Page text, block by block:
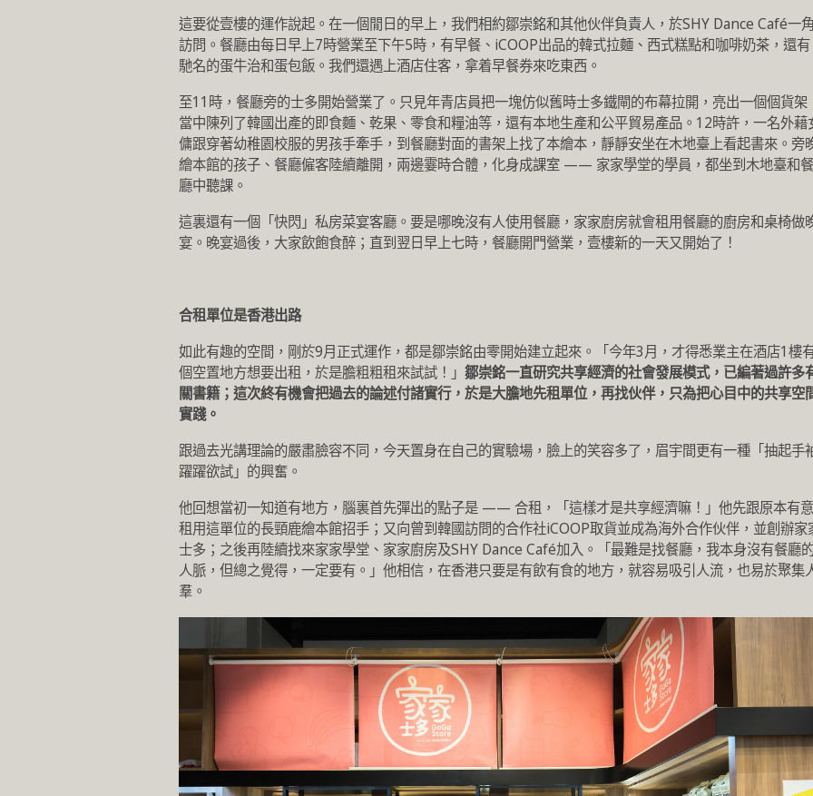
這要從壹樓的運作說起。在一個閒日的早上，我們相約鄒崇銘和其他伙伴負責人，於SHY Dance Café一
訪問。餐廳由每日早上7時營業至下午5時，有早餐、iCOOP出品的韓式拉麵、西式糕點和咖啡奶茶，還有
馳名的蛋牛治和蛋包飯。我們還遇上酒店住客，拿着早餐券來吃東西。
至11時，餐廳旁的士多開始營業了。只見年青店員把一塊仿似舊時士多鐵閘的布幕拉開，亮出一個個貨架
當中陳列了韓國出產的即食麵、乾果、零食和糧油等，還有本地生產和公平貿易產品。12時許，一名外藉
傭跟穿著幼稚園校服的男孩手牽手，到餐廳對面的書架上找了本繪本，靜靜安坐在木地臺上看起書來。旁
繪本館的孩子、餐廳僱客陸續離開，兩邊霎時合體，化身成課室 —— 家家學堂的學員，都坐到木地臺和餐
廳中聽課。
這裏還有一個「快閃」私房菜宴客廳。要是哪晚沒有人使用餐廳，家家廚房就會租用餐廳的廚房和桌椅做
宴。晚宴過後，大家飲飽食醉；直到翌日早上七時，餐廳開門營業，壹樓新的一天又開始了！
合租單位是香港出路
如此有趣的空間，剛於9月正式運作，都是鄒崇銘由零開始建立起來。「今年3月，才得悉業主在酒店1樓
個空置地方想要出租，於是膽粗粗租來試試！」 鄒崇銘一直研究共享經濟的社會發展模式，已編著過許多
關書籍；這次終有機會把過去的論述付諸實行，於是大膽地先租單位，再找伙伴，只為把心目中的共享空
實踐。
跟過去光講理論的嚴肅臉容不同，今天置身在自己的實驗場，臉上的笑容多了，眉宇間更有一種「抽起手
躍躍欲試」的興奮。
他回想當初一知道有地方，腦裏首先彈出的點子是 —— 合租，「這樣才是共享經濟嘛！」他先跟原本有意
租用這單位的長頸鹿繪本館招手；又向曾到韓國訪問的合作社iCOOP取貨並成為海外合作伙伴，並創辦家
士多；之後再陸續找來家家學堂、家家廚房及SHY Dance Café加入。「最難是找餐廳，我本身沒有餐廳
人脈，但總之覺得，一定要有。」他相信，在香港只要是有飲有食的地方，就容易吸引人流，也易於聚集
羣。